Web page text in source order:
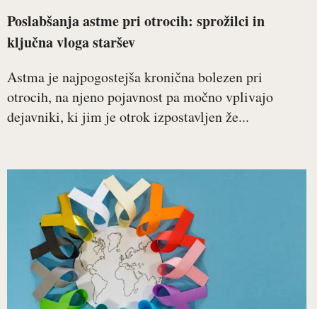
Poslabšanja astme pri otrocih: sprožilci in
ključna vloga staršev
Astma je najpogostejša kronična bolezen pri
otrocih, na njeno pojavnost pa močno vplivajo
dejavniki, ki jim je otrok izpostavljen že...